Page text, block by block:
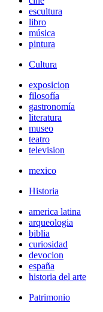
escultura
libro
música
pintura
Cultura
exposicion
filosofía
gastronomía
literatura
museo
teatro
television
mexico
Historia
america latina
arqueologia
biblia
curiosidad
devocion
españa
historia del arte
Patrimonio